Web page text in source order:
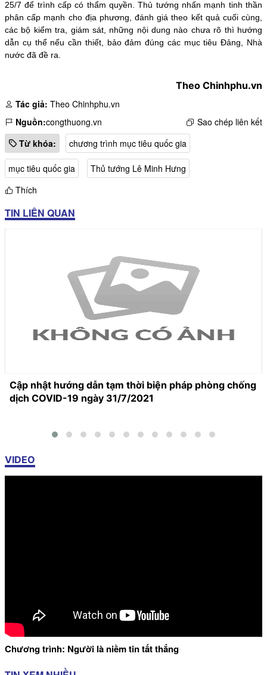
25/7 để trình cấp có thẩm quyền. Thủ tướng nhấn mạnh tinh thần
phân cấp mạnh cho địa phương, đánh giá theo kết quả cuối cùng,
các bộ kiểm tra, giám sát, những nội dung nào chưa rõ thì hướng
dẫn cụ thể nếu cần thiết, bảo đảm đúng các mục tiêu Đảng, Nhà
nước đã đề ra.
Theo Chinhphu.vn
Tác giả: Theo Chinhphu.vn
Nguồn:congthuong.vn
Sao chép liên kết
Từ khóa:
chương trình mục tiêu quốc gia
mục tiêu quốc gia
Thủ tướng Lê Minh Hưng
Thích
TIN LIÊN QUAN
Cập nhật hướng dẫn tạm thời biện pháp phòng chống
dịch COVID-19 ngày 31/7/2021
VIDEO
Chương trình: Người là niềm tin tất thắng